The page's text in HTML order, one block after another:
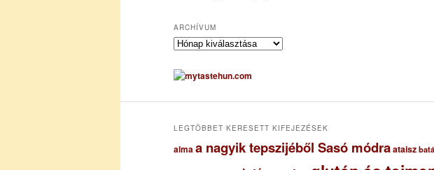
ARCHÍVUM
A
c
h
uLEGTÖBBET KERESETT KIFEJEZÉSEK
almaa nagyik tepszijéből Sasó módraataisz